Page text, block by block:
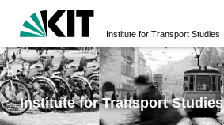
Institute for Transport Studies
Institute for Transport Studies